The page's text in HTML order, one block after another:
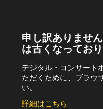
申し訳ありませ
は古くなってお
デジタル・コンサート
ただくために、ブラウ
い。
詳細はこちら